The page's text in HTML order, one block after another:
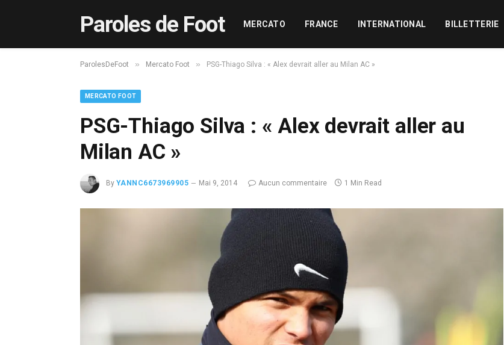
Paroles de Foot MERCATO FRANCE INTERNATIONAL BILLETTERIE
ParolesDeFoot » Mercato Foot » PSG-Thiago Silva : « Alex devrait aller au Milan AC »
MERCATO FOOT
PSG-Thiago Silva : « Alex devrait aller au
Milan AC »
By YANNC6673969905 Mai 9, 2014 Aucun commentaire 1 Min Read